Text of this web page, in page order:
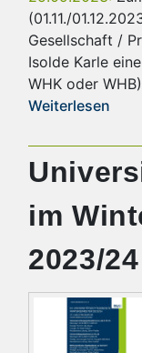
(01.11./
Gesellschaft /
Isolde Karle
WHK oder
Weiterlesen
im
2023/24